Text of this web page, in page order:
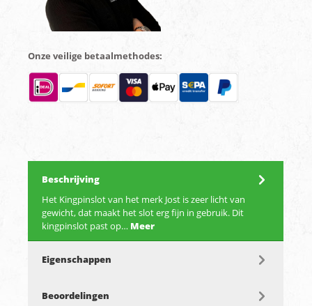
Onze veilige betaalmethodes:
Beschrijving
Het Kingpinslot van het merk Jost is zeer licht van
gewicht, dat maakt het slot erg fijn in gebruik. Dit
kingpinslot past op… Meer
Eigenschappen
Beoordelingen